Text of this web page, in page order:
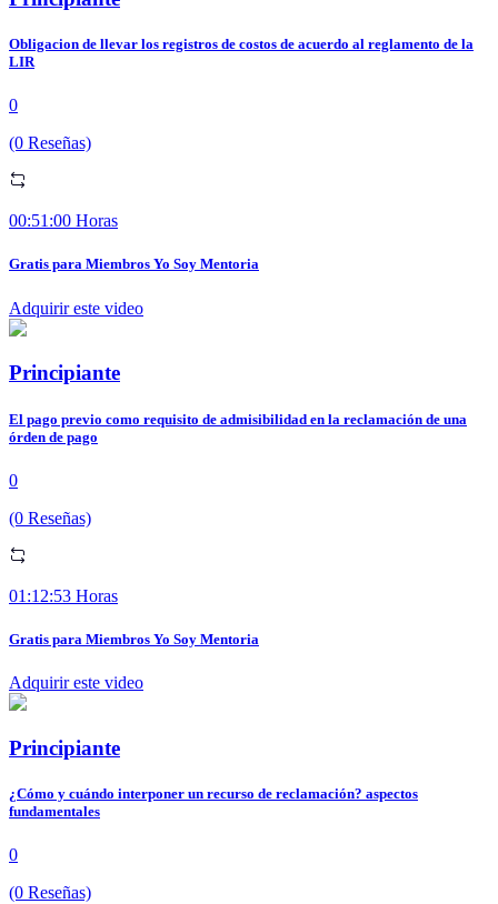
Obligacion de llevar los registros de costos de acuerdo al reglamento de la
LIR
0
(0 Reseñas)
00:51:00 Horas
Gratis para Miembros Yo Soy Mentoria
Adquirir este video
Principiante
El pago previo como requisito de admisibilidad en la reclamación de una
órden de pago
0
(0 Reseñas)
01:12:53 Horas
Gratis para Miembros Yo Soy Mentoria
Adquirir este video
Principiante
¿Cómo y cuándo interponer un recurso de reclamación? aspectos
fundamentales
0
(0 Reseñas)